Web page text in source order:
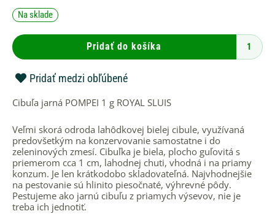
Na sklade
jarná
POMPEI
Pridať do košíka
Pridať medzi obľúbené
Cibuľa jarná POMPEI 1 g ROYAL SLUIS
Veľmi skorá odroda lahôdkovej bielej cibule, využívaná
predovšetkým na konzervovanie samostatne i do
zeleninových zmesí. Cibuľka je biela, plocho guľovitá s
priemerom cca 1 cm, lahodnej chuti, vhodná i na priamy
konzum. Je len krátkodobo skladovateľná. Najvhodnejšie
na pestovanie sú hlinito piesočnaté, výhrevné pôdy.
Pestujeme ako jarnú cibuľu z priamych výsevov, nie je
treba ich jednotiť.